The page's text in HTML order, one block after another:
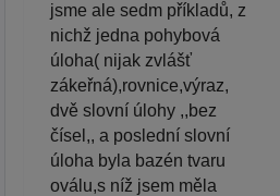
jsme ale sedm příkladů, z
nichž jedna pohybová
úloha( nijak zvlášť
zákeřná),rovnice,výraz,
dvě slovní úlohy ,,bez
čísel,, a poslední slovní
úloha byla bazén tvaru
oválu,s níž jsem měla